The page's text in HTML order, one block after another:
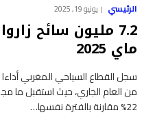
الرئيسي يونيو 19, 2025
7.2 مليون سائح
ماي 2025
سجل القطاع السياحي المغربي أداءا
22% مقارنة بالفترة نفسها…